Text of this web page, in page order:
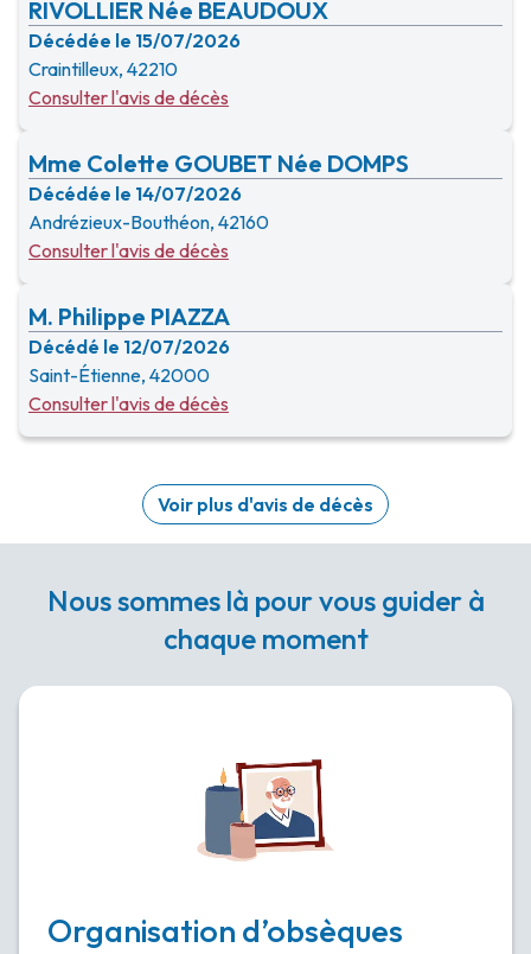
RIVOLLIER Née BEAUDOUX
Décédée le 15/07/2026
Craintilleux, 42210
Consulter l'avis de décès
Mme Colette GOUBET Née DOMPS
Décédée le 14/07/2026
Andrézieux-Bouthéon, 42160
Consulter l'avis de décès
M. Philippe PIAZZA
Décédé le 12/07/2026
Saint-Étienne, 42000
Consulter l'avis de décès
Voir plus d'avis de décès
Nous sommes là pour vous guider à
chaque moment
Organisation d’obsèques